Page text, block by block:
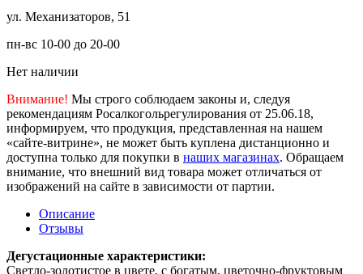
ул. Механизаторов, 51
пн-вс 10-00 до 20-00
Нет наличии
Внимание! Мы строго соблюдаем законы и, следуя
рекомендациям Росалкогольрегулирования от 25.06.18,
информируем, что продукция, представленная на нашем
«сайте-витрине», не может быть куплена дистанционно и
доступна только для покупки в наших магазинах. Обращаем
внимание, что внешний вид товара может отличаться от
изображений на сайте в зависимости от партии.
Описание
Отзывы
Дегустационные характеристики:
Светло-золотистое в цвете, с богатым, цветочно-фруктовым